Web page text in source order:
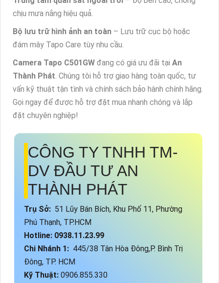
chịu mưa nắng hiệu quả.
Bộ lưu trữ hình ảnh an toàn – Lưu trữ cục bộ hoặc
đám mây Tapo Care tùy nhu cầu.
Camera Tapo C501GW đang có giá ưu đãi tại An
Thành Phát. Chúng tôi hỗ trợ giao hàng toàn quốc, tư
vấn kỹ thuật tận tình và chính sách bảo hành chính hãng.
Gọi ngay để được hỗ trợ đặt mua nhanh chóng và lắp
đặt chuyên nghiệp!
CÔNG TY TNHH TM-
DV ĐẦU TƯ AN
THÀNH PHÁT
Trụ Sở: 51 Lũy Bán Bích, Khu Phố 11, Phường
Phú Thạnh, TP.HCM
Hotline: 0938.11.23.99
Chi Nhánh 1: 445/38 Tân Hòa Đông,P. Bình Trị
Đông, TP. HCM
Kỹ Thuật: 0906.855.330